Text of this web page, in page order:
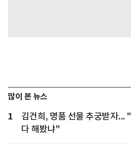
많이 본 뉴스
1
김건희, 명품 선물 추궁받자...
다 해봤냐"